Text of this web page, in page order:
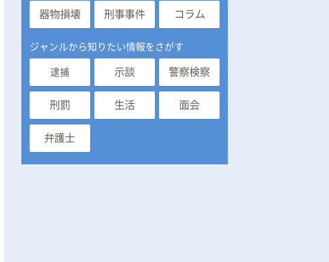
器物損壊 刑事事件 コラム
ジャンルから知りたい情報をさがす
逮捕 示談 警察検察
刑罰 生活 面会
弁護士